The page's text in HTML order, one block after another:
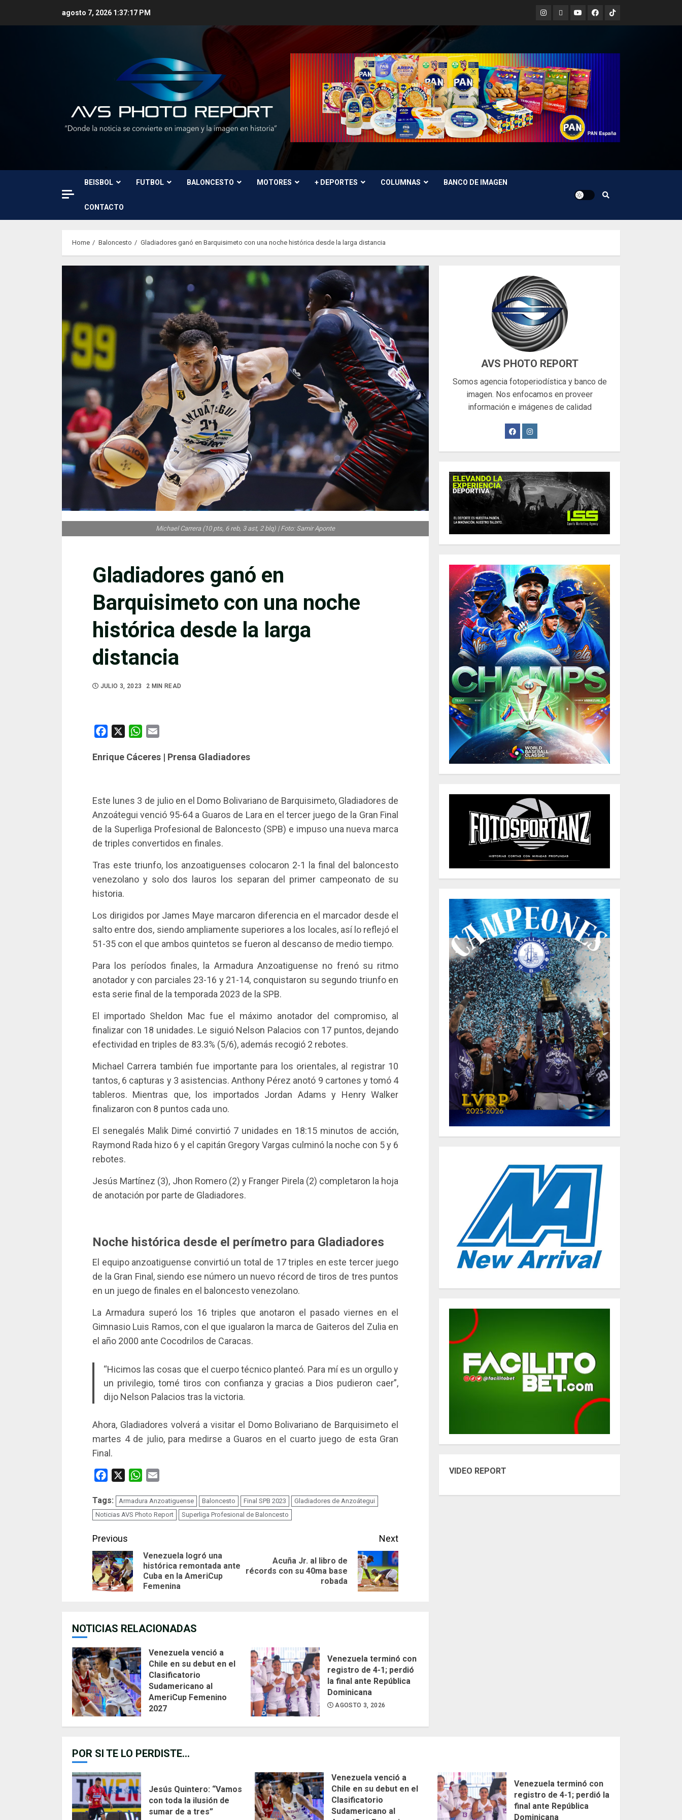
agosto 7, 2026 1:37:19 PM Instagram
X YoutubeFacebook
TikTok
BEISBOL FUTBOL BALONCESTO MOTORES + DEPORTES COLUMNAS BANCO DE IMAGEN
CONTACTO
Home Baloncesto Gladiadores ganó en Barquisimeto con una noche histórica desde la larga distancia
Gladiadores ganó en
Barquisimeto con una noche
histórica desde la larga
distancia
JULIO 3, 2023 2 MIN READ
Michael Carrera (10 pts, 6 reb, 3 ast, 2 blq) | Foto: Samir Aponte
Facebook WhatsApp
Enrique Cáceres | Prensa Gladiadores
Este lunes 3 de julio en el Domo Bolivariano de Barquisimeto, Gladiadores de
Anzoátegui venció 95-64 a Guaros de Lara en el tercer juego de la Gran Final
de la Superliga Profesional de Baloncesto (SPB) e impuso una nueva marca
de triples convertidos en finales.
Tras este triunfo, los anzoatiguenses colocaron 2-1 la final del baloncesto
venezolano y solo dos lauros los separan del primer campeonato de su
historia.
Los dirigidos por James Maye marcaron diferencia en el marcador desde el
salto entre dos, siendo ampliamente superiores a los locales, así lo reflejó el
51-35 con el que ambos quintetos se fueron al descanso de medio tiempo.
Para los períodos finales, la Armadura Anzoatiguense no frenó su ritmo
anotador y con parciales 23-16 y 21-14, conquistaron su segundo triunfo en
esta serie final de la temporada 2023 de la SPB.
El importado Sheldon Mac fue el máximo anotador del compromiso, al
finalizar con 18 unidades. Le siguió Nelson Palacios con 17 puntos, dejando
efectividad en triples de 83.3% (5/6), además recogió 2 rebotes.
Michael Carrera también fue importante para los orientales, al registrar 10
tantos, 6 capturas y 3 asistencias. Anthony Pérez anotó 9 cartones y tomó 4
tableros. Mientras que, los importados Jordan Adams y Henry Walker
finalizaron con 8 puntos cada uno.
El senegalés Malik Dimé convirtió 7 unidades en 18:15 minutos de acción,
Raymond Rada hizo 6 y el capitán Gregory Vargas culminó la noche con 5 y 6
rebotes.
Jesús Martínez (3), Jhon Romero (2) y Franger Pirela (2) completaron la hoja
de anotación por parte de Gladiadores.
Noche histórica desde el perímetro para Gladiadores
El equipo anzoatiguense convirtió un total de 17 triples en este tercer juego
de la Gran Final, siendo ese número un nuevo récord de tiros de tres puntos
en un juego de finales en el baloncesto venezolano.
La Armadura superó los 16 triples que anotaron el pasado viernes en el
Gimnasio Luis Ramos, con el que igualaron la marca de Gaiteros del Zulia en
el año 2000 ante Cocodrilos de Caracas.
“Hicimos las cosas que el cuerpo técnico planteó. Para mí es un orgullo y
un privilegio, tomé tiros con confianza y gracias a Dios pudieron caer”,
dijo Nelson Palacios tras la victoria.
Ahora, Gladiadores volverá a visitar el Domo Bolivariano de Barquisimeto el
martes 4 de julio, para medirse a Guaros en el cuarto juego de esta Gran
Final.
Facebook WhatsApp
Tags: Armadura Anzoatiguense Baloncesto Final SPB 2023
Gladiadores de Anzoátegui
Noticias AVS Photo Report
Superliga Profesional de Baloncesto
Continue
Reading
Previous
Previous
Venezuela logró una
histórica remontada ante
Cuba en la AmeriCup
Femenina
Next
Next
Acuña Jr. al libro de
récords con su 40ma base
robada
NOTICIAS RELACIONADAS
Venezuela venció a
Chile en su debut en el
Clasificatorio
Sudamericano al
AmeriCup Femenino
2027
Venezuela terminó con
registro de 4-1; perdió
la final ante República
Dominicana
AGOSTO 3, 2026
AVS PHOTO REPORT
Somos agencia fotoperiodística y banco de
imagen. Nos enfocamos en proveer
información e imágenes de calidad
VIDEO REPORT
POR SI TE LO PERDISTE...
Jesús Quintero: “Vamos
con toda la ilusión de
sumar de a tres”
Venezuela venció a
Chile en su debut en el
Clasificatorio
Sudamericano al
Venezuela terminó con
registro de 4-1; perdió la
final ante República
Dominicana